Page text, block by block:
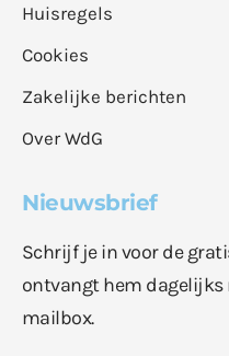
Huisregels
Cookies
Zakelijke berichten
Over WdG
Nieuwsbrief
Schrijf je in voor de
ontvangt hem
mailbox.